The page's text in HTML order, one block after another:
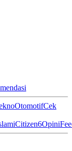
OtomotifCek
Citizen6Opini